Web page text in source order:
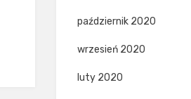
październik 2020
wrzesień 2020
luty 2020